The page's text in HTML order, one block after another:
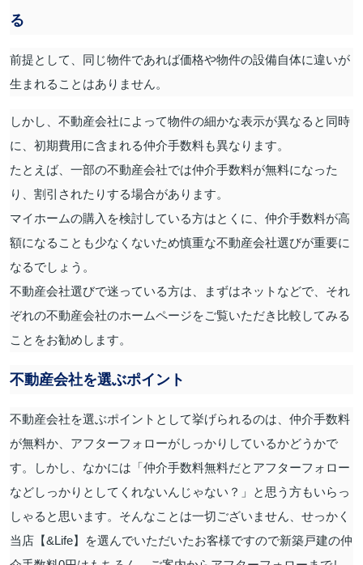
る
前提として、同じ物件であれば価格や物件の設備自体に違いが
生まれることはありません。
しかし、不動産会社によって物件の細かな表示が異なると同時
に、初期費用に含まれる仲介手数料も異なります。
たとえば、一部の不動産会社では仲介手数料が無料になった
り、割引されたりする場合があります。
マイホームの購入を検討している方はとくに、仲介手数料が高
額になることも少なくないため慎重な不動産会社選びが重要に
なるでしょう。
不動産会社選びで迷っている方は、まずはネットなどで、それ
ぞれの不動産会社のホームページをご覧いただき比較してみる
ことをお勧めします。
不動産会社を選ぶポイント
不動産会社を選ぶポイントとして挙げられるのは、仲介手数料
が無料か、アフターフォローがしっかりしているかどうかで
す。
しかし、なかには「仲介手数料無料だとアフターフォロー
などしっかりとしてくれないんじゃない？」と思う方もいらっ
しゃると思います。 そんなことは一切ございません、せっかく
当店【&Life】を選んでいただいたお客様ですので新築戸建の仲